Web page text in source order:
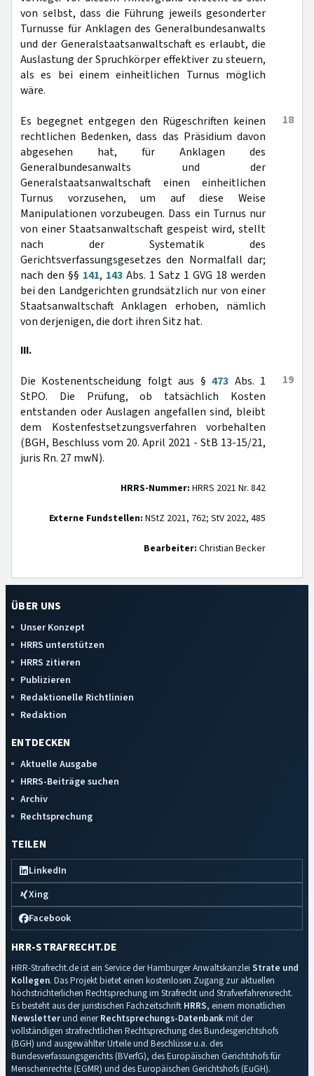
von selbst, dass die Führung jeweils gesonderter
Turnusse für Anklagen des Generalbundesanwalts
und der Generalstaatsanwaltschaft es erlaubt, die
Auslastung der Spruchkörper effektiver zu steuern,
als es bei einem einheitlichen Turnus möglich
wäre.
18
Es begegnet entgegen den Rügeschriften keinen
rechtlichen Bedenken, dass das Präsidium davon
abgesehen hat, für Anklagen des
Generalbundesanwalts und der
Generalstaatsanwaltschaft einen einheitlichen
Turnus vorzusehen, um auf diese Weise
Manipulationen vorzubeugen. Dass ein Turnus nur
von einer Staatsanwaltschaft gespeist wird, stellt
nach der Systematik des
Gerichtsverfassungsgesetzes den Normalfall dar;
nach den §§ 141, 143 Abs. 1 Satz 1 GVG 18 werden
bei den Landgerichten grundsätzlich nur von einer
Staatsanwaltschaft Anklagen erhoben, nämlich
von derjenigen, die dort ihren Sitz hat.
III.
19
Die Kostenentscheidung folgt aus §473 Abs. 1
StPO. Die Prüfung, ob tatsächlich Kosten
entstanden oder Auslagen angefallen sind, bleibt
dem Kostenfestsetzungsverfahren vorbehalten
(BGH, Beschluss vom 20. April 2021 - StB 13-15/21,
juris Rn. 27 mwN).
HRRS-Nummer: HRRS 2021 Nr. 842
Externe Fundstellen: NStZ 2021, 762; StV 2022, 485
Bearbeiter: Christian Becker
ÜBER UNS
Unser Konzept
HRRS unterstützen
HRRS zitieren
Publizieren
Redaktionelle Richtlinien
Redaktion
ENTDECKEN
Aktuelle Ausgabe
HRRS-Beiträge suchen
Archiv
Rechtsprechung
TEILEN
LinkedIn
Xing
Facebook
HRR-STRAFRECHT.DE
HRR-Strafrecht.de ist ein Service der Hamburger Anwaltskanzlei Strate und
Kollegen. Das Projekt bietet einen kostenlosen Zugang zur aktuellen
höchstrichterlichen Rechtsprechung im Strafrecht und Strafverfahrensrecht.
Es besteht aus der juristischen Fachzeitschrift HRRS, einem monatlichen
Newsletterund einerRechtsprechungs-Datenbankmit der
vollständigen strafrechtlichen Rechtsprechung des Bundesgerichtshofs
(BGH) und ausgewählter Urteile und Beschlüsse u.a. des
Bundesverfassungsgerichts (BVerfG), des Europäischen Gerichtshofs für
Menschenrechte (EGMR) und des Europäischen Gerichtshofs (EuGH).